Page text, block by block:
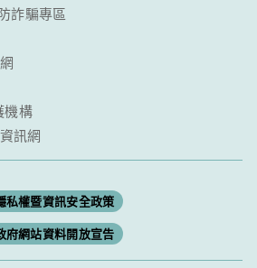
詐騙專區
機構
訊網
私權暨資訊安全政策
府網站資料開放宣告